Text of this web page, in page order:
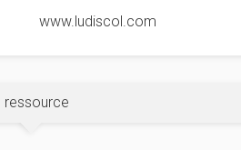
www.ludiscol.com
ressource